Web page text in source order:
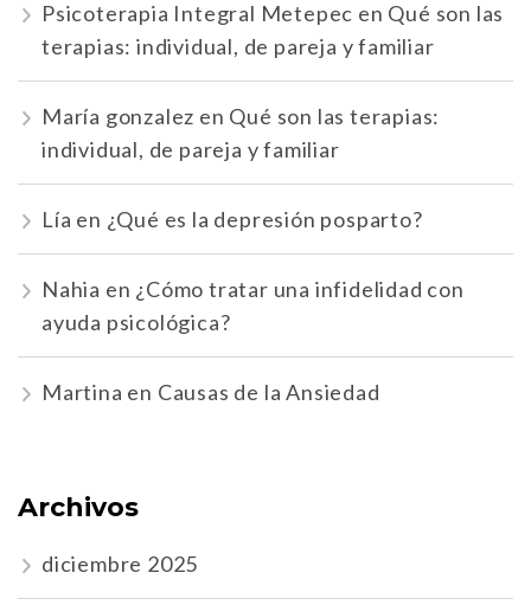
Psicoterapia Integral Metepec en Qué son las
terapias: individual, de pareja y familiar
María gonzalez en Qué son las terapias:
individual, de pareja y familiar
Lía en ¿Qué es la depresión posparto?
Nahia en ¿Cómo tratar una infidelidad con
ayuda psicológica?
Martina en Causas de la Ansiedad
Archivos
diciembre 2025